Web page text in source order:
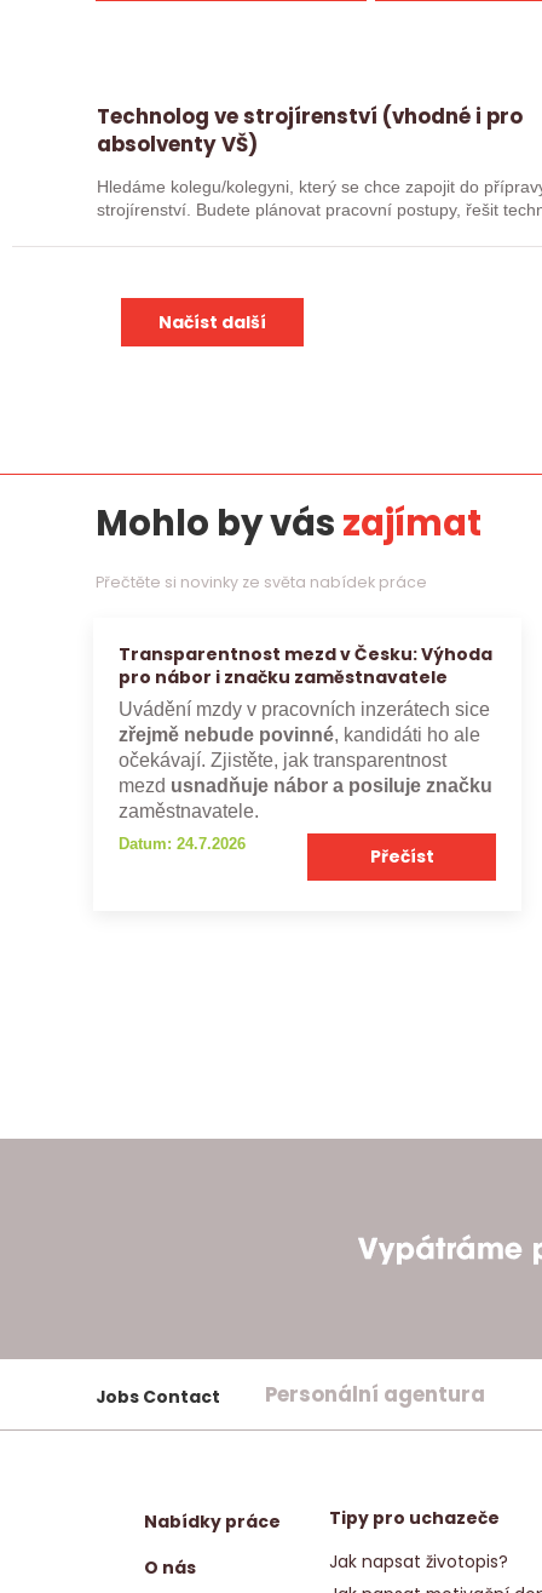
Technolog ve strojírenství (vhodné i pro
absolventy VŠ)
Hledáme kolegu/kolegyni, který se chce zapojit do
strojírenství. Budete plánovat pracovní postupy, řešit
Načíst další
Mohlo by vászajímat
Přečtěte si novinky ze světa nabídek práce
Transparentnost mezd v Česku: Výhoda
pro nábor i značku zaměstnavatele
Uvádění mzdy v pracovních inzerátech sice
zřejmě nebude povinné, kandidáti ho ale
očekávají. Zjistěte, jak transparentnost
mezd usnadňuje nábor a posiluje značku
zaměstnavatele.
Datum: 24.7.2026
Přečíst
Jobs Contact Personální agentura
Nabídky práce
O nás
Tipy pro uchazeče
Jak napsat životopis?